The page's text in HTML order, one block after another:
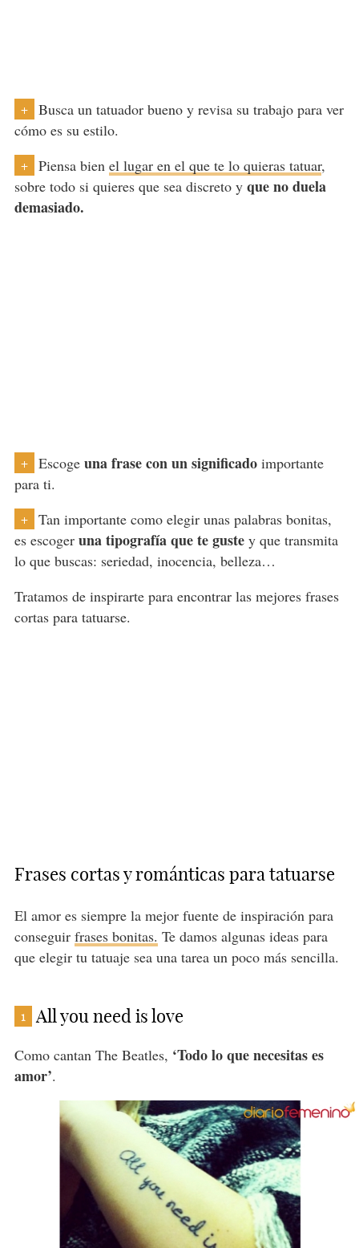
+
Busca un tatuador bueno y revisa su trabajo para ver
cómo es su estilo.
+ Piensa bien el lugar en el que te lo quieras tatuar,
sobre todo si quieres que sea discreto y que no duela
demasiado.
+ Escoge una frase con un significadoimportante
para ti.
+
Tan importante como elegir unas palabras bonitas,
es escogeruna tipografía que te gustey que transmita
lo que buscas: seriedad, inocencia, belleza…
Tratamos de inspirarte para encontrar las mejores frases
cortas para tatuarse.
Frases cortas y románticas para tatuarse
El amor es siempre la mejor fuente de inspiración para
conseguir frases bonitas. Te damos algunas ideas para
que elegir tu tatuaje sea una tarea un poco más sencilla.
1 All you need is love
Como cantan The Beatles, ‘Todo lo que necesitas es
amor’.